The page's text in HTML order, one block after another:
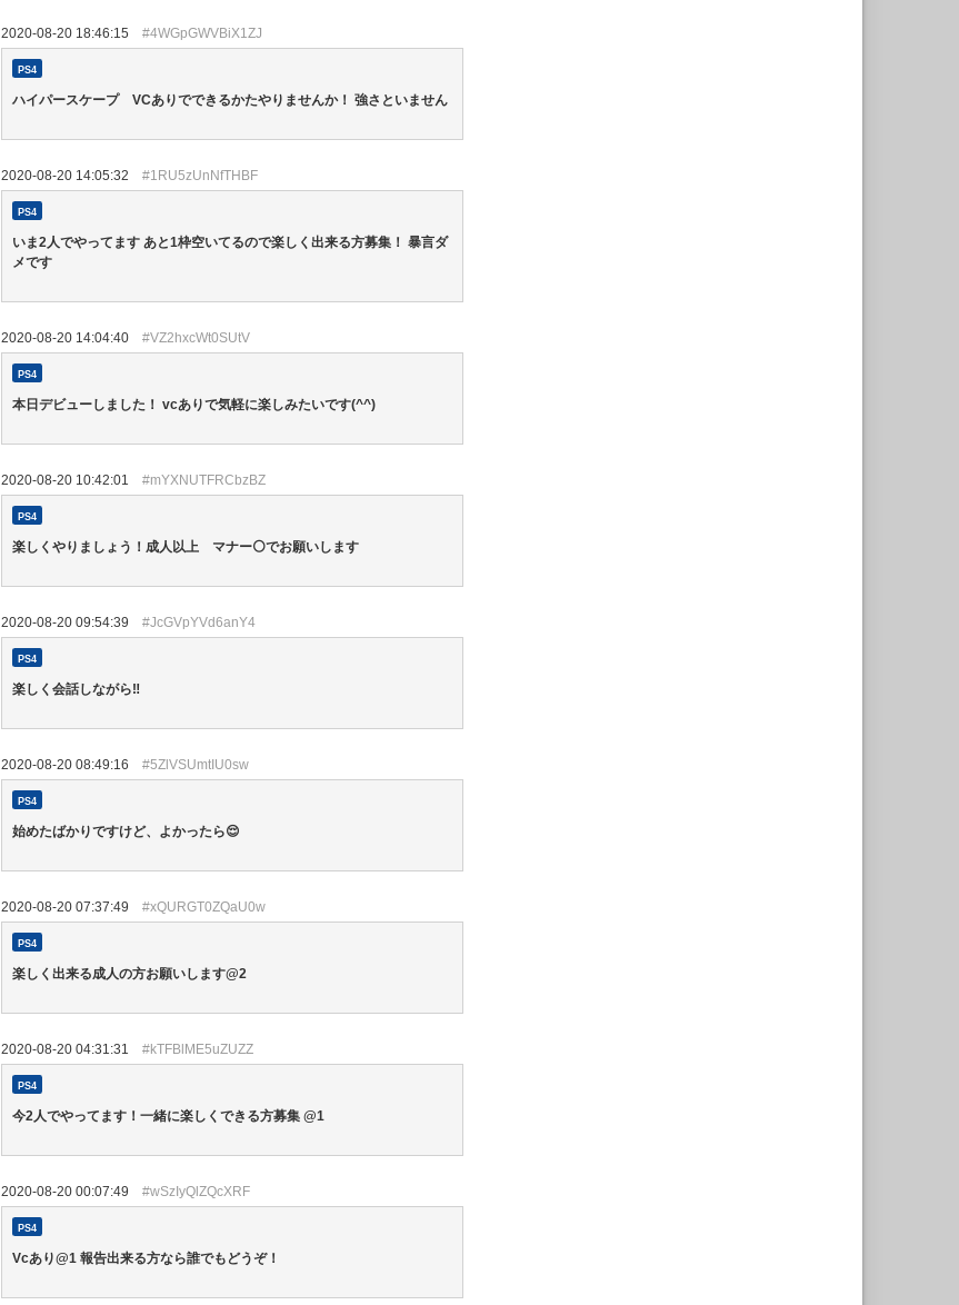
2020-08-20 18:46:15 #4WGpGWVBiX1ZJ
PS4
ハイパースケープ VCありでできるかたやりませんか！ 強さといません
2020-08-20 14:05:32 #1RU5zUnNfTHBF
PS4
いま2人でやってます あと1枠空いてるので楽しく出来る方募集！ 暴言ダ
メです
2020-08-20 14:04:40 #VZ2hxcWt0SUtV
PS4
本日デビューしました！ vcありで気軽に楽しみたいです(^^)
2020-08-20 10:42:01 #mYXNUTFRCbzBZ
PS4
楽しくやりましょう！成人以上 マナー⚪でお願いします
2020-08-20 09:54:39 #JcGVpYVd6anY4
PS4
楽しく会話しながら‼️
2020-08-20 08:49:16 #5ZlVSUmtIU0sw
PS4
始めたばかりですけど、よかったら😌
2020-08-20 07:37:49 #xQURGT0ZQaU0w
PS4
楽しく出来る成人の方お願いします@2
2020-08-20 04:31:31 #kTFBlME5uZUZZ
PS4
今2人でやってます！一緒に楽しくできる方募集 @1
2020-08-20 00:07:49 #wSzIyQlZQcXRF
PS4
Vcあり@1 報告出来る方なら誰でもどうぞ！